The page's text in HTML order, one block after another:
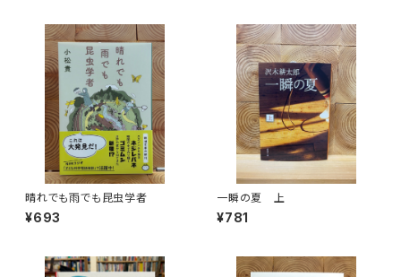
晴れでも雨でも昆虫学者
¥693
一瞬の夏 上
¥781